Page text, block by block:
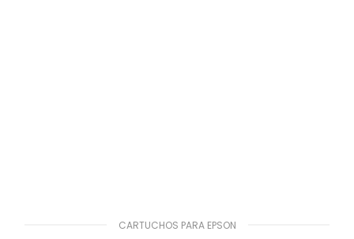
CARTUCHOS PARA EPSON